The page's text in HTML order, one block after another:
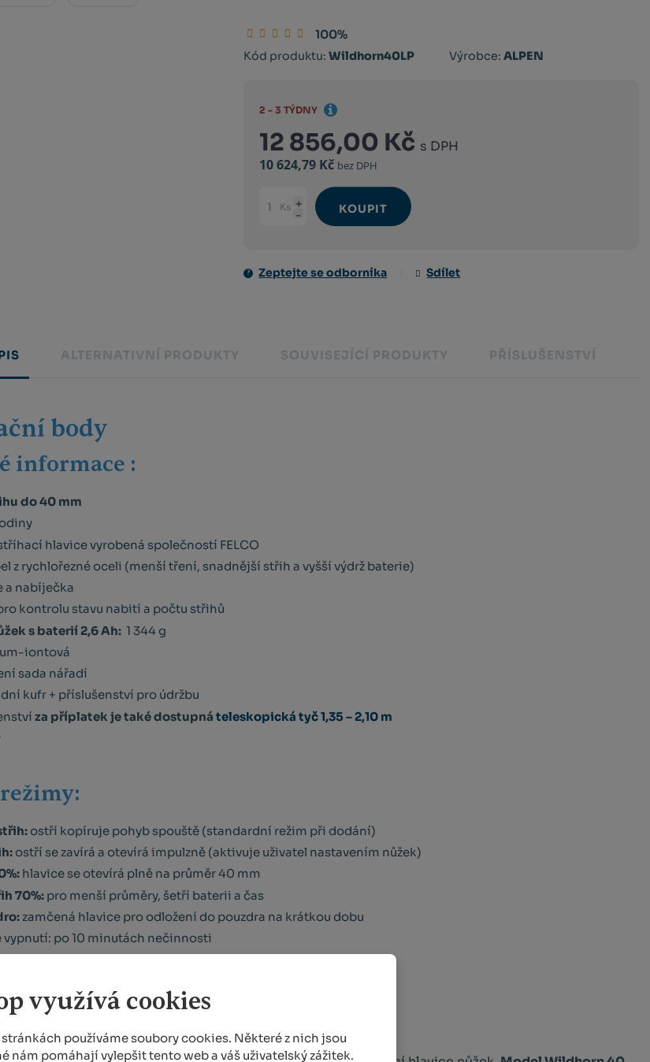
využívá cookies
používáme soubory cookies. Některé z nich jsou
nám pomáhají vylepšit tento web a váš uživatelský zážitek.
100%
Kód produktu:Wildhorn40LP
KódVýrobce:ALPEN
12 856,00 Kč s DPH
10 624,79 Kč bez DPH
2 - 3 TÝDNY
ZměnitNavýšit
množství
Snížit
Ks KOUPIT
Zeptejte se odborníka Sdílet
ALTERNATIVNÍ PRODUKTY SOUVISEJÍCÍ PRODUKTY PŘÍSLUŠENSTVÍ
body
informace :
do 40 mm
hlavice vyrobená společností FELCO
z rychlořezné oceli (menší tření, snadnější střih a vyšší výdrž baterie)
a nabíječka
kontrolu stavu nabití a počtu střihů
s baterií 2,6 Ah: 1 344 g
iontová
sada nářadí
kufr + příslušenství pro údržbu
za příplatek je také dostupná teleskopická tyč 1,35 – 2,10 m
ostří kopíruje pohyb spouště (standardní režim při dodání)
ostří se zavírá a otevírá impulzně (aktivuje uživatel nastavením nůžek)
hlavice se otevírá plně na průměr 40 mm
70%:pro menší průměry, šetří baterii a čas
zamčená hlavice pro odložení do pouzdra na krátkou dobu
po 10 minutách nečinnosti